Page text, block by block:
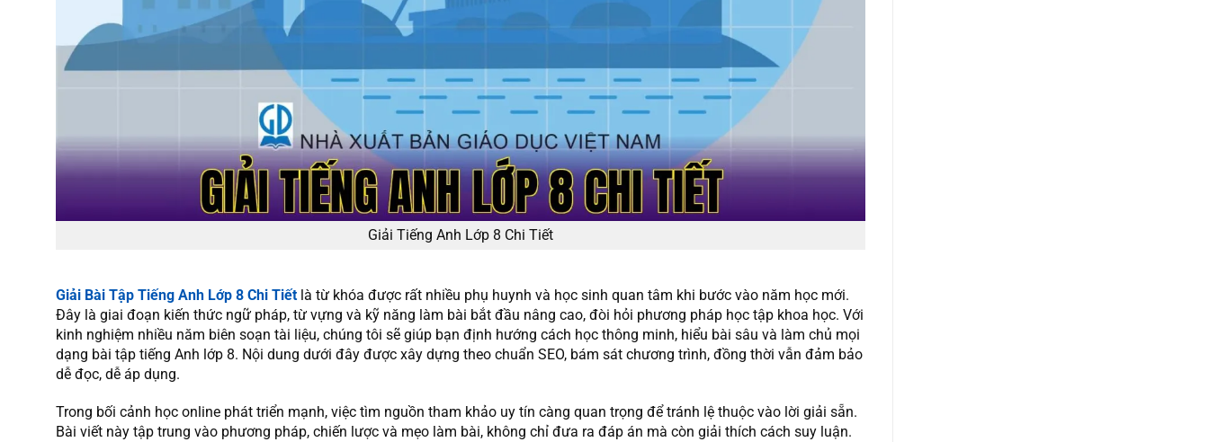
Giải Tiếng Anh Lớp 8 Chi Tiết
Giải Bài Tập Tiếng Anh Lớp 8 Chi Tiết là từ khóa được rất nhiều phụ huynh và học sinh quan tâm khi bước vào năm học mới.
Đây là giai đoạn kiến thức ngữ pháp, từ vựng và kỹ năng làm bài bắt đầu nâng cao, đòi hỏi phương pháp học tập khoa học. Với
kinh nghiệm nhiều năm biên soạn tài liệu, chúng tôi sẽ giúp bạn định hướng cách học thông minh, hiểu bài sâu và làm chủ mọi
dạng bài tập tiếng Anh lớp 8. Nội dung dưới đây được xây dựng theo chuẩn SEO, bám sát chương trình, đồng thời vẫn đảm bảo
dễ đọc, dễ áp dụng.
Trong bối cảnh học online phát triển mạnh, việc tìm nguồn tham khảo uy tín càng quan trọng để tránh lệ thuộc vào lời giải sẵn.
Bài viết này tập trung vào phương pháp, chiến lược và mẹo làm bài, không chỉ đưa ra đáp án mà còn giải thích cách suy luận.